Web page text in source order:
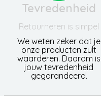
Tevredenheid
Retourneren is simpel
We weten zeker dat je
onze producten zult
waarderen. Daarom is
jouw tevredenheid
gegarandeerd.